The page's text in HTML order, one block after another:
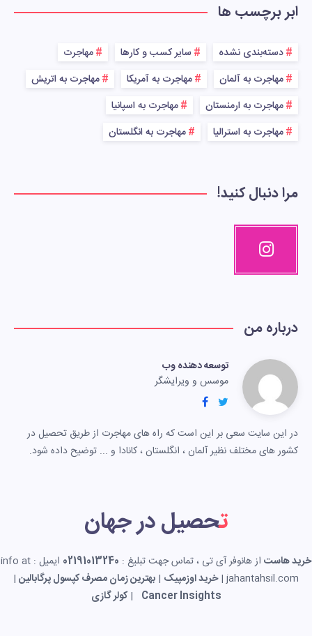
ابر برچسب ها
دسته‌بندی نشده سایر کسب و کارها
مهاجرت
مهاجرت به آلمان
مهاجرت به آمریکا
مهاجرت به اتریش
مهاجرت به ارمنستان
مهاجرت به اسپانیا
مهاجرت به استرالیا
مهاجرت به انگلستان
مرا دنبال کنید!
درباره من
توسعه دهنده وب
موسس و ویرایشگر
در این سایت سعی بر این است که راه های مهاجرت از طریق تحصیل در
کشور های مختلف نظیر آلمان ، انگلستان ، کانادا و ... توضیح داده شود.
تحصیل در جهان
خرید هاست از هانوفر آی تی ، تماس جهت تبلیغ : 02191013240
ایمیل : info at
jahantahsil.com | خرید اوزمپیک | بهترین زمان مصرف کپسول پرگابالین |
Cancer Insights
|کولر گازی